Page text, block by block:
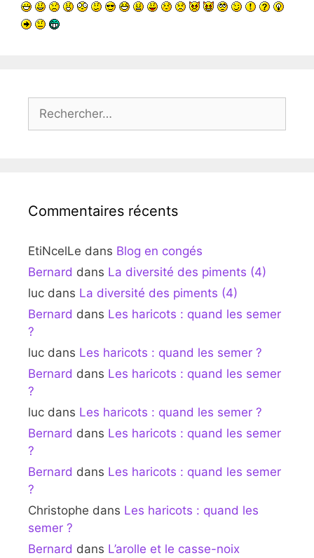
Rechercher :
Commentaires récents
EtiNcelLe dans Blog en congés
Bernard dans La diversité des piments (4)
luc dans La diversité des piments (4)
Bernard dans Les haricots : quand les semer
?
luc dans Les haricots : quand les semer ?
Bernard dans Les haricots : quand les semer
?
luc dans Les haricots : quand les semer ?
Bernard dans Les haricots : quand les semer
?
Bernard dans Les haricots : quand les semer
?
Christophe dans Les haricots : quand les
semer ?
Bernard dans L’arolle et le casse-noix